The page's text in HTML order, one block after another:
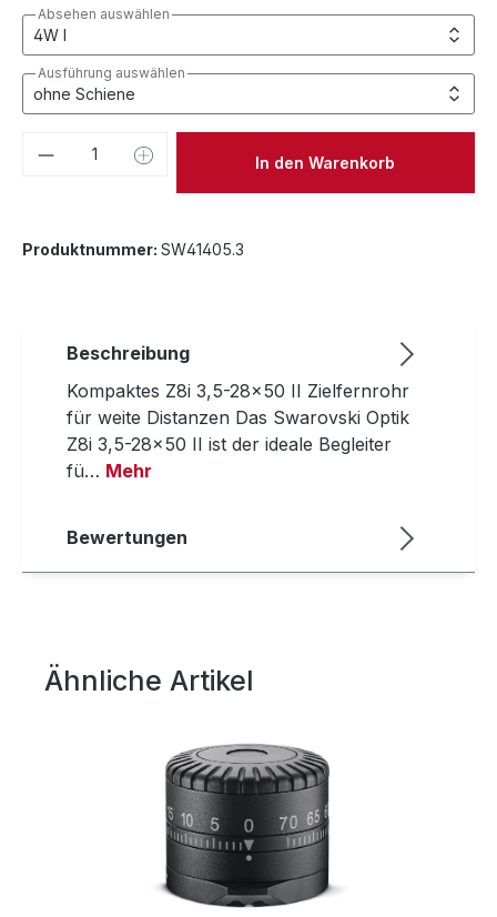
Absehen auswählen
Ausführung auswählen
Produkt Anzahl: Gib denIn den Warenkorb
Produktnummer: SW41405.3
Beschreibung
Kompaktes Z8i 3,5-28x50 II Zielfernrohr
für weite Distanzen Das Swarovski Optik
Z8i 3,5-28x50 II ist der ideale Begleiter
fü… Mehr
Bewertungen
Produktgalerie überspringen
Ähnliche Artikel